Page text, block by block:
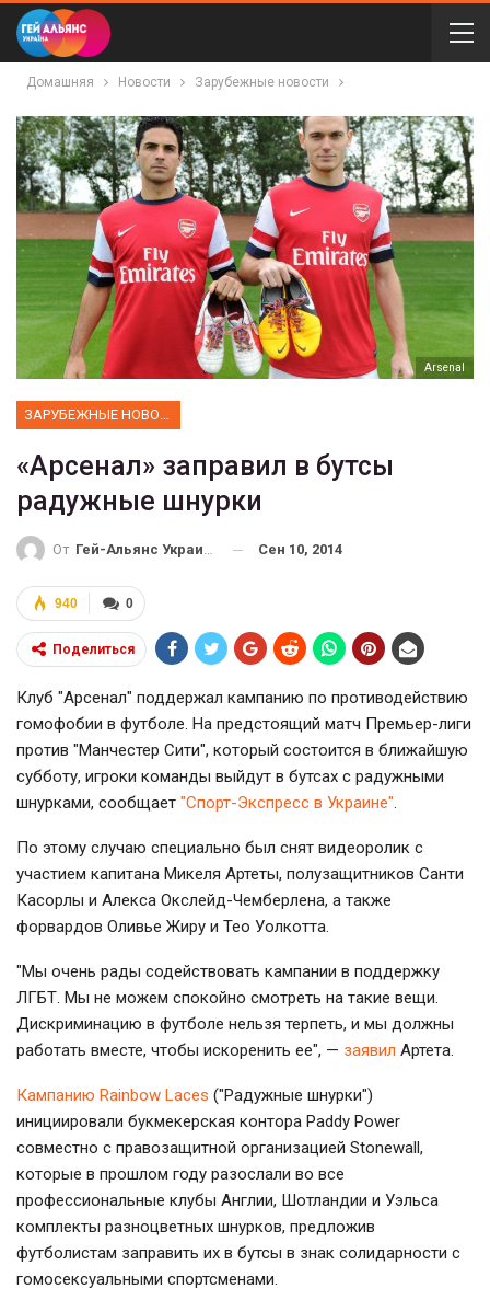
Домашняя Новости Зарубежные новости
Arsenal
«Арсенал» заправил в бутсы
радужные шнурки
От Гей-Альянс Украина Сен 10, 2014
0
940
Поделиться
Клуб "Арсенал" поддержал кампанию по противодействию
гомофобии в футболе. На предстоящий матч Премьер-лиги
против "Манчестер Сити", который состоится в ближайшую
субботу, игроки команды выйдут в бутсах с радужными
шнурками, сообщает "Спорт-Экспресс в Украине".
По этому случаю специально был снят видеоролик с
участием капитана Микеля Артеты, полузащитников Санти
Касорлы и Алекса Окслейд-Чемберлена, а также
форвардов Оливье Жиру и Тео Уолкотта.
"Мы очень рады содействовать кампании в поддержку
ЛГБТ. Мы не можем спокойно смотреть на такие вещи.
Дискриминацию в футболе нельзя терпеть, и мы должны
работать вместе, чтобы искоренить ее", — заявил Артета.
Кампанию Rainbow Laces ("Радужные шнурки")
инициировали букмекерская контора Paddy Power
совместно с правозащитной организацией Stonewall,
которые в прошлом году разослали во все
профессиональные клубы Англии, Шотландии и Уэльса
комплекты разноцветных шнурков, предложив
футболистам заправить их в бутсы в знак солидарности с
гомосексуальными спортсменами.